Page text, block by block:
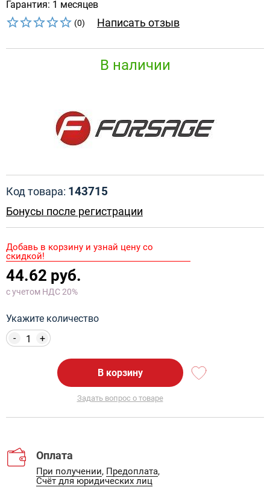
Гарантия: 1 месяцев
(0) Написать отзыв
В наличии
Код товара: 143715
Бонусы после регистрации
Добавь в корзину и узнай цену со
скидкой!
44.62 руб.
с учетом НДС 20%
Укажите количество
+
-
В корзину
Задать вопрос о товаре
Оплата
При получении, Предоплата,
Счёт для юридических лиц